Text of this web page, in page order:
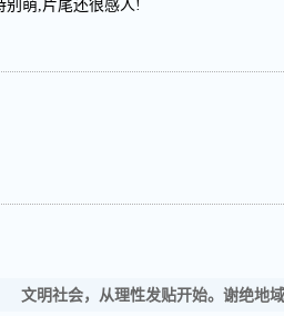
别萌,片尾还很感人!
文明社会，从理性发贴开始。谢绝地